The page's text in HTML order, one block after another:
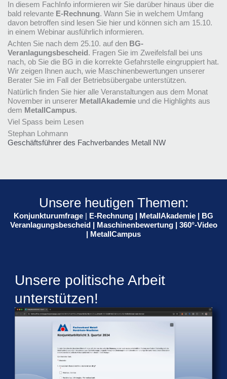
In diesem FachInfo informieren wir Sie darüber hinaus über die
bald relevante E-Rechnung. Wann Sie in welchem Umfang
davon betroffen sind lesen Sie hier und können sich am 15.10.
in einem Webinar ausführlich informieren.
Achten Sie nach dem 25.10. auf den BG-
Veranlagungsbescheid . Fragen Sie im Zweifelsfall bei uns
nach, ob Sie die BG in die korrekte Gefahrstelle eingruppiert hat.
Wir zeigen Ihnen auch, wie Maschinenbewertungen unserer
Berater Sie im Fall der Betriebsübergabe unterstützen.
Natürlich finden Sie hier alle Veranstaltungen aus dem Monat
November in unserer MetallAkademieund die Highlights aus
dem MetallCampus.
Viel Spass beim Lesen
Stephan Lohmann
Geschäftsführer des Fachverbandes Metall NW
Unsere heutigen Themen:
Konjunkturumfrage E-Rechnung MetallAkademie
BG
Veranlagungsbescheid
Maschinenbewertung| 360°-Video
MetallCampus
Unsere politische Arbeit
unterstützen!